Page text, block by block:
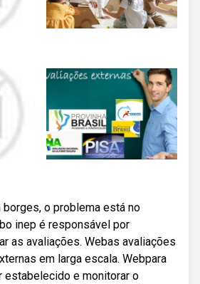
o problema está no
inep é responsável por
as avaliações. Webas avaliações
em larga escala. Webpara
estabelecido e monitorar o